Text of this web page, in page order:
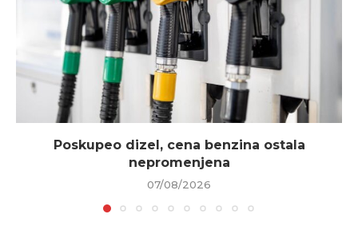
Poskupeo dizel, cena benzina ostala
nepromenjena
07/08/2026